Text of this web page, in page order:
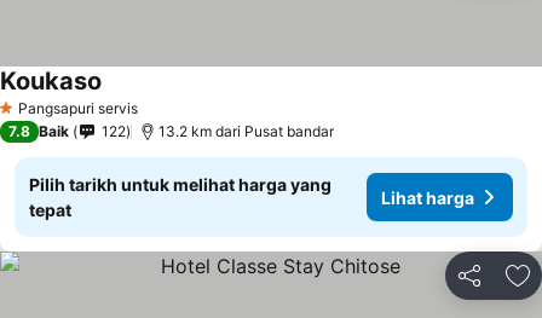
1 Bintang
Pangsapuri servis
Koukaso
7.8 Baik 122 13.2 km dari Pusat bandar
Pilih tarikh untuk melihat harga yang
tepat
Lihat harga
Kongsi